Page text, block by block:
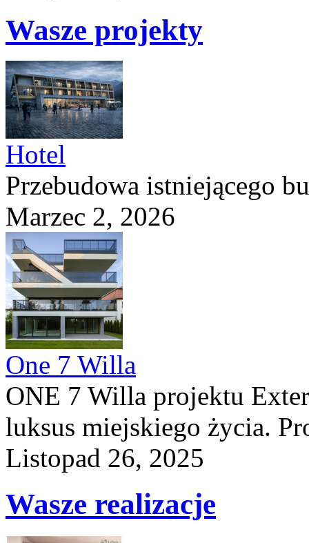
Wasze projekty
Hotel
Przebudowa istniejącego
Marzec 2, 2026
One 7 Willa
ONE 7 Willa projektu
luksus miejskiego życia.
Listopad 26, 2025
Wasze realizacje